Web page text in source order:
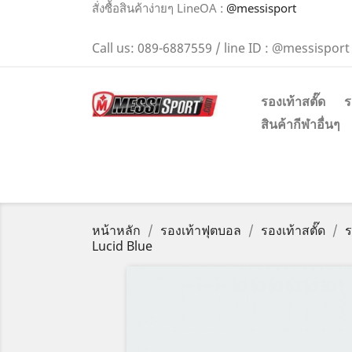
สั่งซื้อสินค้าง่ายๆ LineOA : @messisport
Call us: 089-6887559 / line ID : @messisport
รองเท้าสตั๊ด
สินค้ากีฬาอื่นๆ
หน้าหลัก รองเท้าฟุตบอล รองเท้าสตั๊ด
Lucid Blue